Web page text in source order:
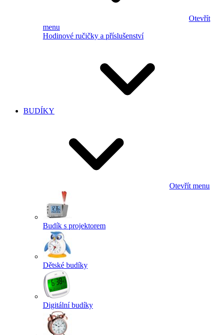
Otevřít
menu
Hodinové ručičky a příslušenství
BUDÍKY
Otevřít menu
Budík s projektorem
Dětské budíky
Digitální budíky